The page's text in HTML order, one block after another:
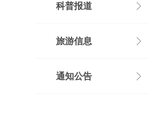
科普报道
旅游信息
通知公告